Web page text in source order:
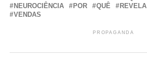
NEUROCIÊNCIA
POR QUÊ REVELA
VENDAS
PROPAGANDA